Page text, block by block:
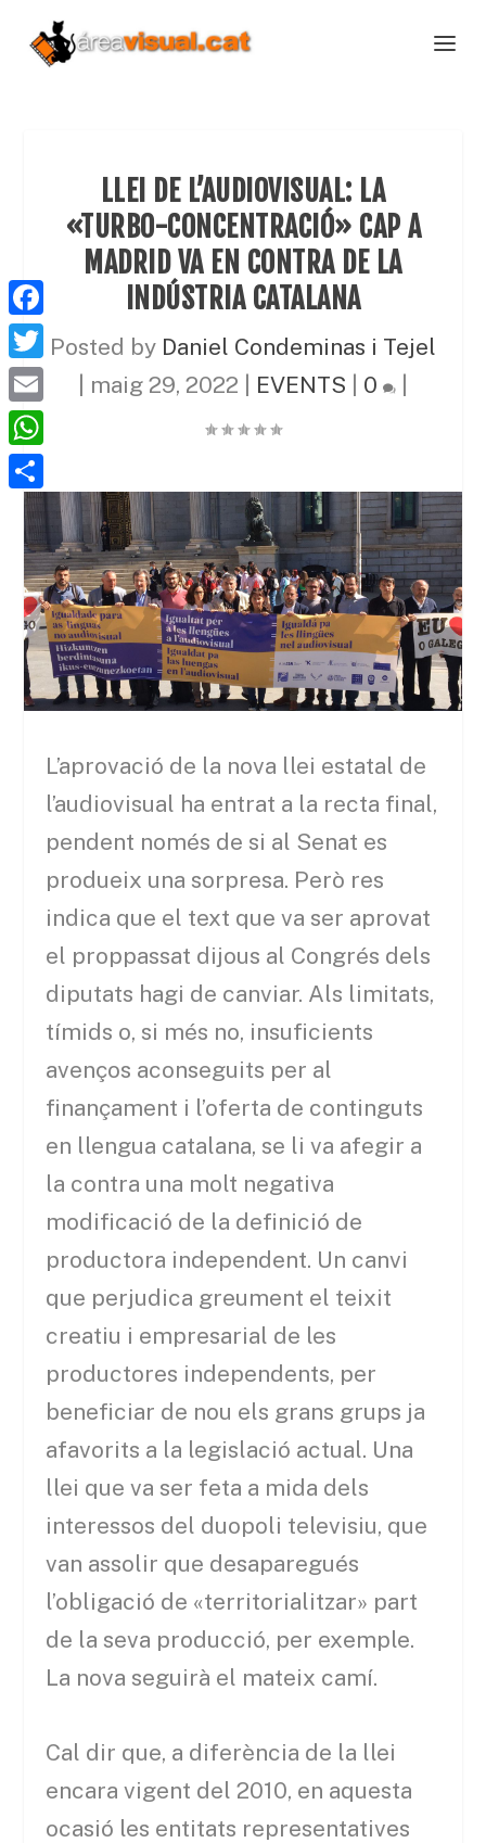
LLEI DE L’AUDIOVISUAL: LA
«TURBO-CONCENTRACIÓ» CAP A
MADRID VA EN CONTRA DE LA
INDÚSTRIA CATALANA
Posted by Daniel Condeminas i Tejel
maig 29, 2022 EVENTS 0
L’aprovació de la nova llei estatal de
l’audiovisual ha entrat a la recta final,
pendent només de si al Senat es
produeix una sorpresa. Però res
indica que el text que va ser aprovat
el proppassat dijous al Congrés dels
diputats hagi de canviar. Als limitats,
tímids o, si més no, insuficients
avenços aconseguits per al
finançament i l’oferta de continguts
en llengua catalana, se li va afegir a
la contra una molt negativa
modificació de la definició de
productora independent. Un canvi
que perjudica greument el teixit
creatiu i empresarial de les
productores independents, per
beneficiar de nou els grans grups ja
afavorits a la legislació actual. Una
llei que va ser feta a mida dels
interessos del duopoli televisiu, que
van assolir que desaparegués
l’obligació de «territorialitzar» part
de la seva producció, per exemple.
La nova seguirà el mateix camí.
Cal dir que, a diferència de la llei
encara vigent del 2010, en aquesta
ocasió les entitats representatives
F
a
c
e
b
T
w
i
t
E
m
a
W
h
A
m